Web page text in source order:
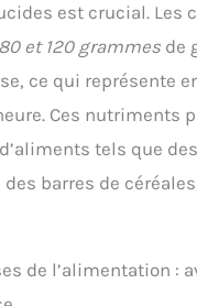
est crucial. Les
80 et 120 grammes de
ce qui représente
Ces nutriments
tels que
barres de
de l’alimentation :